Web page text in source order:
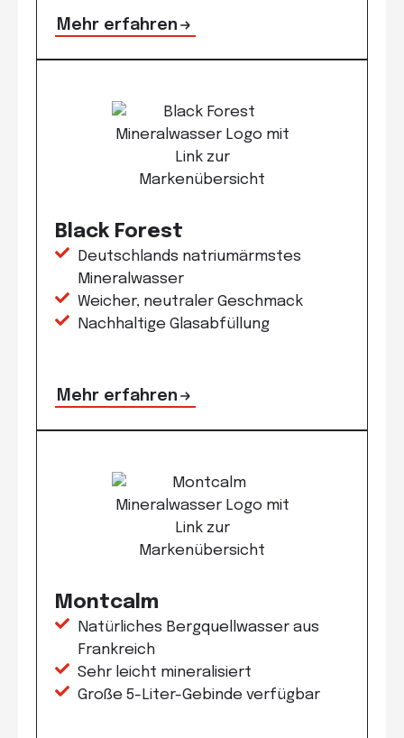
Mehr erfahren
Black Forest
Deutschlands natriumärmstes
Mineralwasser
Weicher, neutraler Geschmack
Nachhaltige Glasabfüllung
Mehr erfahren
Montcalm
Natürliches Bergquellwasser aus
Frankreich
Sehr leicht mineralisiert
Große 5-Liter-Gebinde verfügbar